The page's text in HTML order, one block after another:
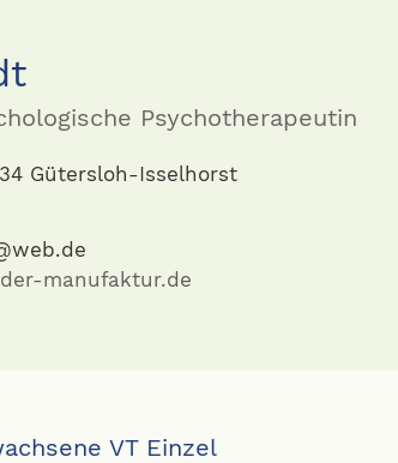
Psychotherapeutin
Gütersloh-Isselhorst
manufaktur.de
VT Einzel